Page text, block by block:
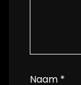
Naam *